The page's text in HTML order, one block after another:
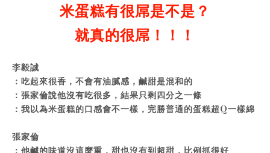
米蛋糕有很屌是不是？
就真的很屌！！！
李毅誠
：吃起來很香，不會有油膩感，鹹甜是混和的
：張家倫說他沒有吃很多，結果只剩四分之一條
：我以為米蛋糕的口感會不一樣，完勝普通的蛋糕超Q一樣綿
張家倫
：他鹹的味道沒這麼重，甜也沒有到超甜，比例抓很好